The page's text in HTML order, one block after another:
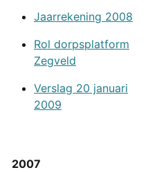
Jaarrekening 2008
Rol dorpsplatform
Zegveld
Verslag 20 januari
2009
2007